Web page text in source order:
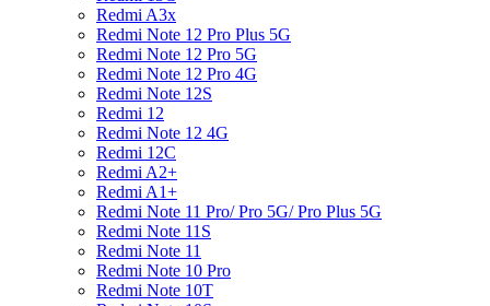
Redmi A3x
Redmi Note 12 Pro Plus 5G
Redmi Note 12 Pro 5G
Redmi Note 12 Pro 4G
Redmi Note 12S
Redmi 12
Redmi Note 12 4G
Redmi 12C
Redmi A2+
Redmi A1+
Redmi Note 11 Pro/ Pro 5G/ Pro Plus 5G
Redmi Note 11S
Redmi Note 11
Redmi Note 10 Pro
Redmi Note 10T